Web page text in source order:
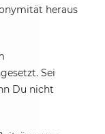
heraus
Sei
Du nicht